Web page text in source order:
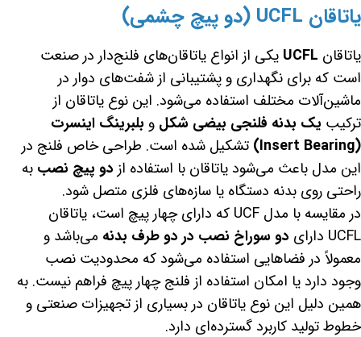
یاتاقان UCFL (دو پیچ چشمی)
یاتاقان UCFL یکی از انواع یاتاقان‌های فلنج‌دار در صنعت
است که برای نگهداری و پشتیبانی از شفت‌های دوار در
ماشین‌آلات مختلف استفاده می‌شود. این نوع یاتاقان از
ترکیب یک بدنه فلنجی بیضی شکل و بلبرینگ اینسرت
(Insert Bearing)
تشکیل شده است. طراحی خاص فلنج در
این مدل باعث می‌شود یاتاقان با استفاده از دو پیچ نصب به
راحتی روی بدنه دستگاه یا سازه‌های فلزی متصل شود.
در مقایسه با مدل UCF که دارای چهار پیچ است، یاتاقان
UCFL دارای
دو سوراخ نصب در دو طرف بدنه می‌باشد و
معمولاً در فضاهایی استفاده می‌شود که محدودیت نصب
وجود دارد یا امکان استفاده از فلنج چهار پیچ فراهم نیست. به
همین دلیل این نوع یاتاقان در بسیاری از تجهیزات صنعتی و
خطوط تولید کاربرد گسترده‌ای دارد.